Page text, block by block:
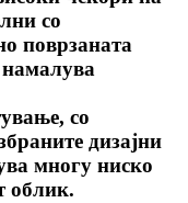
со
поврзаната
со
дизајни
многу ниско
облик.